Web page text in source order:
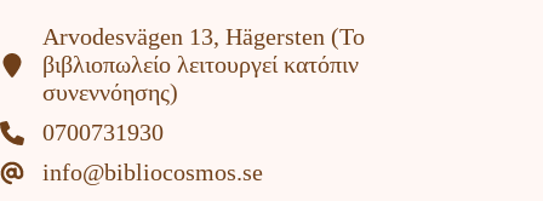
Arvodesvägen 13, Hägersten (To
βιβλιοπωλείο λειτουργεί κατόπιν
συνεννόησης)
0700731930
info@bibliocosmos.se